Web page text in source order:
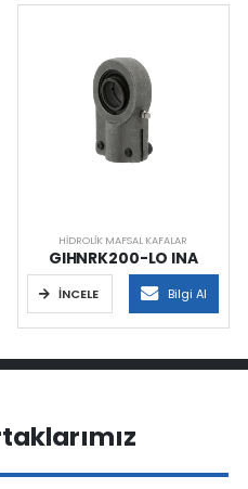
HIDROLIK MAFSAL KAFALAR
GIHNRK200-LO INA
İNCELE Bilgi Al